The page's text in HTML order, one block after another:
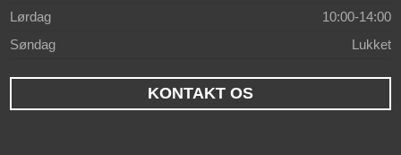
Lørdag
10:00-14:00
Søndag
Lukket
KONTAKT OS